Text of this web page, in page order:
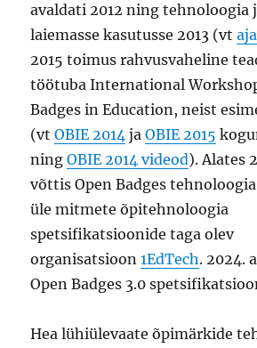
avaldati 2012 ning tehnoloogia
laiemasse kasutusse 2013 (vt
2015 toimus rahvusvaheline
töötuba International
Badges in Education, neist
(vtOBIE 2014 jaOBIE 2015
ningOBIE 2014 videod). Alates
võttis Open Badges
üle mitmete õpitehnoloogia
spetsifikatsioonide taga olev
organisatsioon1EdTech. 2024.
Open Badges 3.0
Hea lühiülevaate õpimärkide